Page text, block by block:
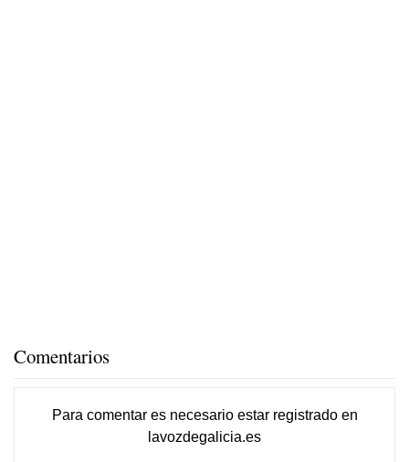
Comentarios
Para comentar es necesario estar registradoen
lavozdegalicia.es